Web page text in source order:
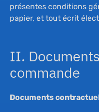
présentes conditions
papier, et tout écrit
II.
commande
Documents